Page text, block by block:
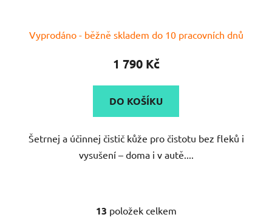
Vyprodáno - běžně skladem do 10 pracovních dnů
1 790 Kč
DO KOŠÍKU
Šetrnej a účinnej čistič kůže pro čistotu bez fleků i
vysušení – doma i v autě....
O
13 položek celkem